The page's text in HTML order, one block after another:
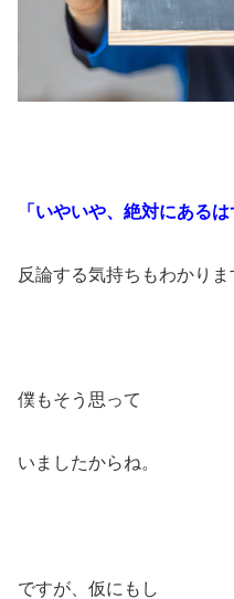
「いやいや、絶対にあるは
反論する気持ちもわかりま
僕もそう思って
いましたからね。
ですが、仮にもし